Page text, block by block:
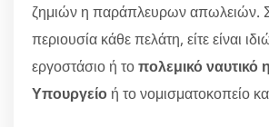
ζημιών η παράπλευρων απωλειών.
περιουσία κάθε πελάτη, είτε είναι
εργοστάσιο ή τοπολεμικό ναυτικό
Υπουργείο ή το νομισματοκοπείο